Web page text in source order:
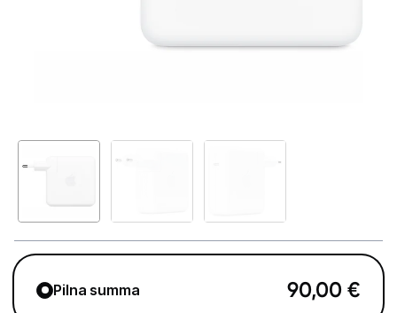
Telefoni un aksesuāri
Aizsargstikli
Atmiņas kartes
Akumulatori (Power bank)
Pilna summa 90,00 €